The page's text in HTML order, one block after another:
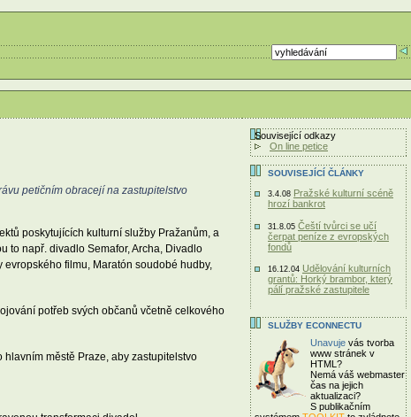
petičním obracejí na zastupitelstvo
poskytujících kulturní služby Pražanům, a
to např. divadlo Semafor, Archa, Divadlo
filmu, Maratón soudobé hudby,
potřeb svých občanů včetně celkového
městě Praze, aby zastupitelstvo
Související odkazy
On line petice
SOUVISEJÍCÍ ČLÁNKY
3.4.08 Pražské kulturní scéně
hrozí bankrot
31.8.05 Čeští tvůrci se učí
čerpat peníze z evropských
fondů
16.12.04 Udělování kulturních
grantů: Horký brambor, který
pálí pražské zastupitele
SLUŽBY ECONNECTU
Unavuje vás tvorba
www stránek v
HTML?
Nemá váš webmaster
čas na jejich
aktualizaci?
S publikačním